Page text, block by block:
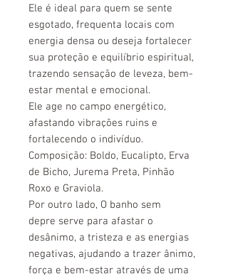
Ele é ideal para quem se sente
esgotado, frequenta locais com
energia densa ou deseja fortalecer
sua proteção e equilíbrio espiritual,
trazendo sensação de leveza, bem-
estar mental e emocional.
Ele age no campo energético,
afastando vibrações ruins e
fortalecendo o indivíduo.
Composição: Boldo, Eucalipto, Erva
de Bicho, Jurema Preta, Pinhão
Roxo e Graviola.
Por outro lado, O banho sem
depre serve para afastar o
desânimo, a tristeza e as energias
negativas, ajudando a trazer ânimo,
força e bem-estar através de uma